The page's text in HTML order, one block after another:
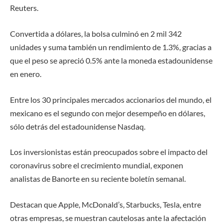
Reuters.
Convertida a dólares, la bolsa culminó en 2 mil 342
unidades y suma también un rendimiento de 1.3%, gracias a
que el peso se apreció 0.5% ante la moneda estadounidense
en enero.
Entre los 30 principales mercados accionarios del mundo, el
mexicano es el segundo con mejor desempeño en dólares,
sólo detrás del estadounidense Nasdaq.
Los inversionistas están preocupados sobre el impacto del
coronavirus sobre el crecimiento mundial, exponen
analistas de Banorte en su reciente boletín semanal.
Destacan que Apple, McDonald’s, Starbucks, Tesla, entre
otras empresas, se muestran cautelosas ante la afectación